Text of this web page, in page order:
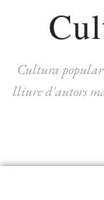
Cultura
lliure d'autors